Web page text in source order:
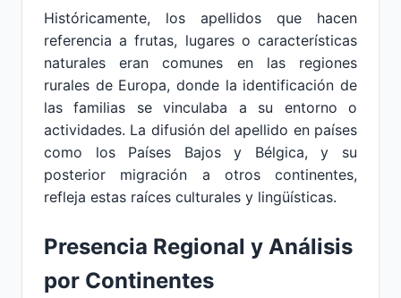
Históricamente, los apellidos que hacen
referencia a frutas, lugares o características
naturales eran comunes en las regiones
rurales de Europa, donde la identificación de
las familias se vinculaba a su entorno o
actividades. La difusión del apellido en países
como los Países Bajos y Bélgica, y su
posterior migración a otros continentes,
refleja estas raíces culturales y lingüísticas.
Presencia Regional y Análisis
por Continentes